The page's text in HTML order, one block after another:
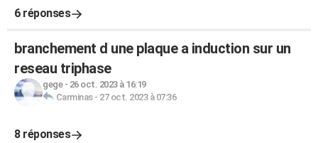
6 réponses
branchement d une plaque a induction sur un
reseau triphase
gege- 26 oct. 2023 à 16:19
Carminas- 27 oct. 2023 à 07:36
8 réponses